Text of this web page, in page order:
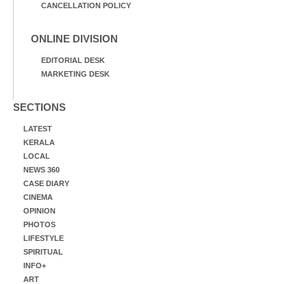
CANCELLATION POLICY
ONLINE DIVISION
EDITORIAL DESK
MARKETING DESK
SECTIONS
LATEST
KERALA
LOCAL
NEWS 360
CASE DIARY
CINEMA
OPINION
PHOTOS
LIFESTYLE
SPIRITUAL
INFO+
ART